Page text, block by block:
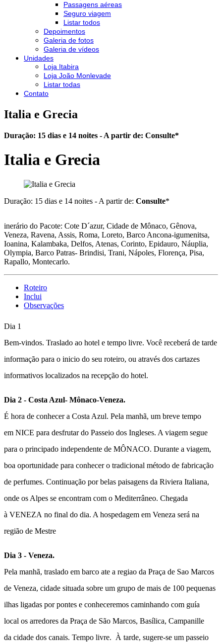
Passagens aéreas
Seguro viagem
Listar todos
Depoimentos
Galeria de fotos
Galeria de vídeos
Unidades
Loja Itabira
Loja João Monlevade
Listar todas
Contato
Italia e Grecia
Duração: 15 dias e 14 noites - A partir de: Consulte*
Italia e Grecia
Duração: 15 dias e 14 noites - A partir de: Consulte*
inerário do Pacote: Cote D´azur, Cidade de Mônaco, Gênova,
Veneza, Ravena, Assis, Roma, Loreto, Barco Ancona-igumenitsa,
Ioanina, Kalambaka, Delfos, Atenas, Corinto, Epidauro, Náuplia,
Olympia, Barco Patras- Brindisi, Trani, Nápoles, Florença, Pisa,
Rapallo, Montecarlo.
Roteiro
Inclui
Observações
Dia 1
Bem-vindos. Traslado ao hotel e tempo livre. Você receberá de tarde
informação para o inicio do seu roteiro, ou através dos cartazes
informativos localizados na recepção do hotel.
Dia 2 - Costa Azul- Mônaco-Veneza.
É hora de conhecer a Costa Azul. Pela manhã, um breve tempo
em NICE para desfrutar do Passeio dos Ingleses. A viagem segue
para o principado independente de MÔNACO. Durante a viagem,
boa oportunidade para conhecer o tradicional método de fabricação
de perfumes. Continuação por belas paisagens da Riviera Italiana,
onde os Alpes se encontram com o Mediterrâneo. Chegada
à VENEZA no final do dia. A hospedagem em Veneza será na
região de Mestre
Dia 3 - Veneza.
Pela manhã, traslado em barco ate a regiao da Praça de Sao Marcos
de Veneza, cidade situada sobre um grupo de mais de 100 pequenas
ilhas ligadas por pontes e conheceremos caminhando com guía
local os arredores da Praça de São Marcos, Basílica, Campanille
da cidade dos canais. Tempo livre. À tarde, sugere-se um passeio